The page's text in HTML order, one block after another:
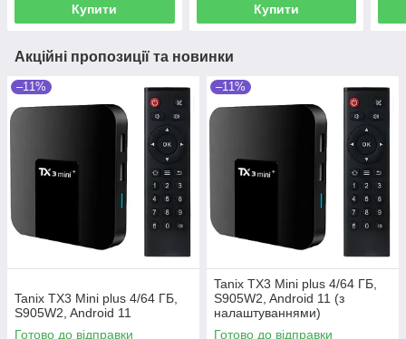
Купити Купити
Акційні пропозиції та новинки
–11%
Tanix TX3 Mini plus 4/64 ГБ,
S905W2, Android 11
Готово до відправки
–11%
Tanix TX3 Mini plus 4/64 ГБ,
S905W2, Android 11 (з
налаштуваннями)
Готово до відправки